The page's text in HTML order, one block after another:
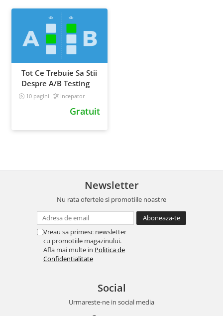
Tot Ce Trebuie Sa Stii
Despre A/B Testing
10 pagini Incepator
Gratuit
Newsletter
Nu rata ofertele si promotiile noastre
Vreau sa primesc newsletter
cu promotiile magazinului.
Afla mai multe in Politica de
Confidentialitate
Social
Urmareste-ne in social media